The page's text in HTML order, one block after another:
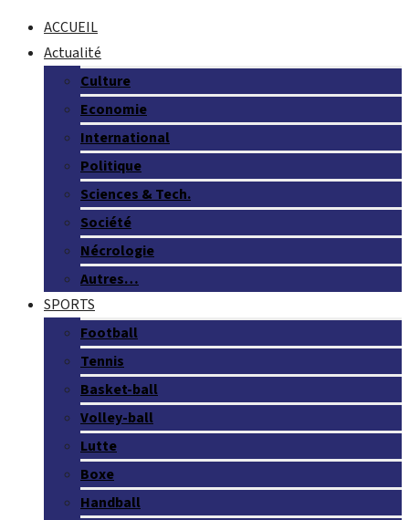
ACCUEIL
Actualité
Culture
Economie
International
Politique
Sciences & Tech.
Société
Nécrologie
Autres…
SPORTS
Football
Tennis
Basket-ball
Volley-ball
Lutte
Boxe
Handball